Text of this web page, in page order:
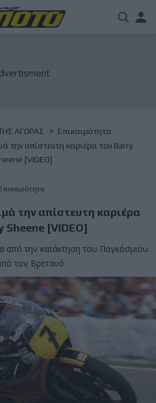
ΑΓΟΡΑΣ
Επικαιρότητα
την απίστευτη καριέρα του Barry
[VIDEO]
Επικαιρότητα
την απίστευτη καριέρα
Sheene [VIDEO]
από την κατάκτηση του Παγκόσμιου
τον Βρετανό